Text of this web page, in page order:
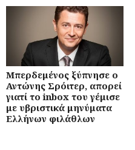
Μπερδεμένος ξύπνησε ο
Αντώνης Σρόιτερ, απορεί
γιατί το inbox του γέμισε
με υβριστικά μηνύματα
Ελλήνων φιλάθλων